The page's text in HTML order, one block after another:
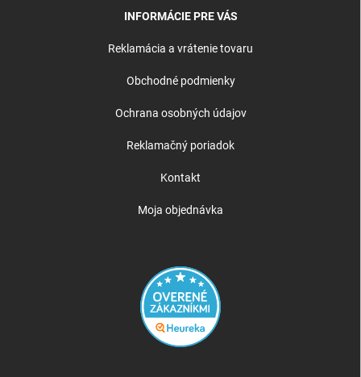
INFORMÁCIE PRE VÁS
Reklamácia a vrátenie tovaru
Obchodné podmienky
Ochrana osobných údajov
Reklamačný poriadok
Kontakt
Moja objednávka